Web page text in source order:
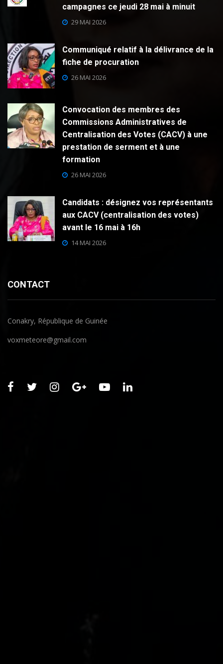
campagnes ce jeudi 28 mai à minuit
29 MAI 2026
Communiqué relatif à la délivrance de la
fiche de procuration
26 MAI 2026
Convocation des membres des
Commissions Administratives de
Centralisation des Votes (CACV) à une
prestation de serment et à une
formation
26 MAI 2026
Candidats : désignez vos représentants
aux CACV (centralisation des votes)
avant le 16 mai à 16h
14 MAI 2026
CONTACT
Conakry, République de Guinée
voxmeteore@gmail.com